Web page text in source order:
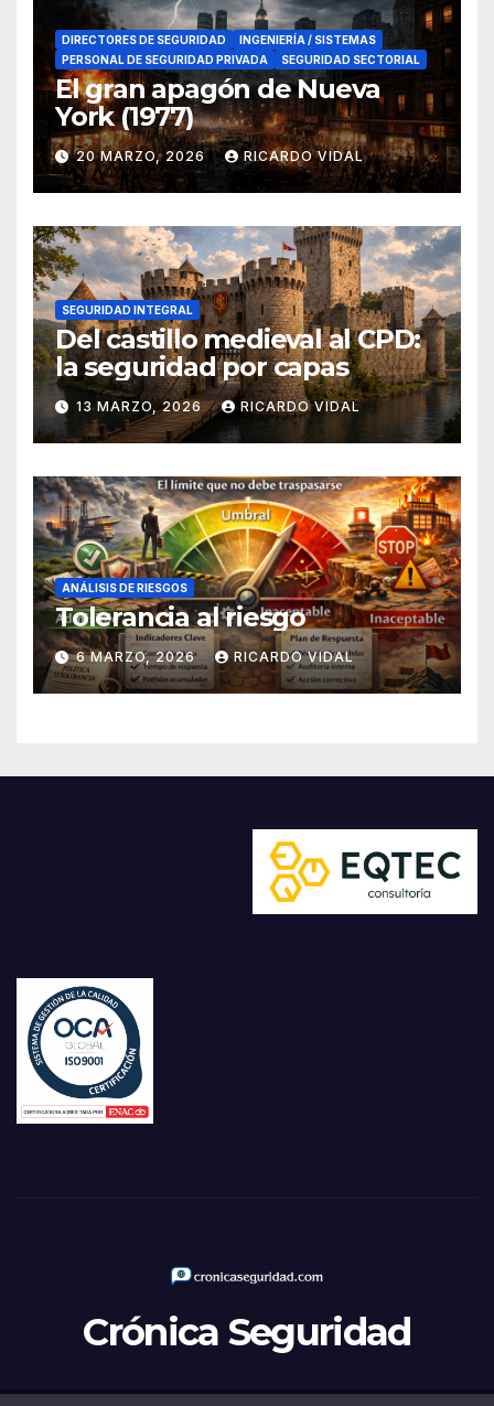
DIRECTORES DE SEGURIDAD
INGENIERÍA / SISTEMAS
PERSONAL DE SEGURIDAD PRIVADA
SEGURIDAD SECTORIAL
El gran apagón de Nueva
York (1977)
20 MARZO, 2026 RICARDO VIDAL
SEGURIDAD INTEGRAL
Del castillo medieval al CPD:
la seguridad por capas
13 MARZO, 2026 RICARDO VIDAL
ANÁLISIS DE RIESGOS
Tolerancia al riesgo
6 MARZO, 2026 RICARDO VIDAL
Crónica Seguridad